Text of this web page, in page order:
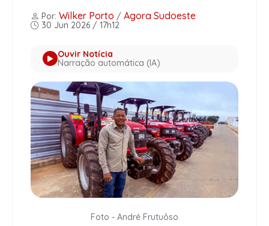
Por: Wilker Porto / Agora Sudoeste
30 Jun 2026 / 17h12
Ouvir Notícia
Narração automática (IA)
Foto - André Frutuôso